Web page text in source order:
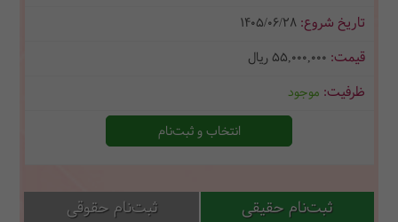
1405/06/28
55,000,000 ریال
موجود
انتخاب و ثبت‌نام
ثبت‌نام حقیقی ثبت‌نام حقوقی